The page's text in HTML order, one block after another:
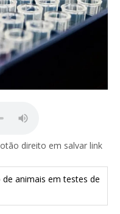
direito em salvar link
animais em testes de